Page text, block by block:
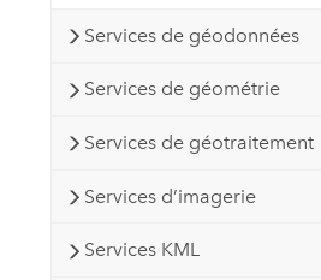
Services de géodonnées
Services de géométrie
Services de géotraitement
Services d’imagerie
Services KML